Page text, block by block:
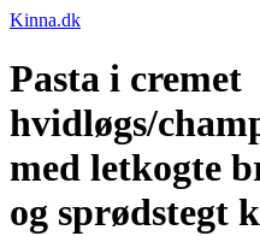
Kinna.dk
Pasta i cremet
hvidløgs/
med letkogte
og sprødstegt